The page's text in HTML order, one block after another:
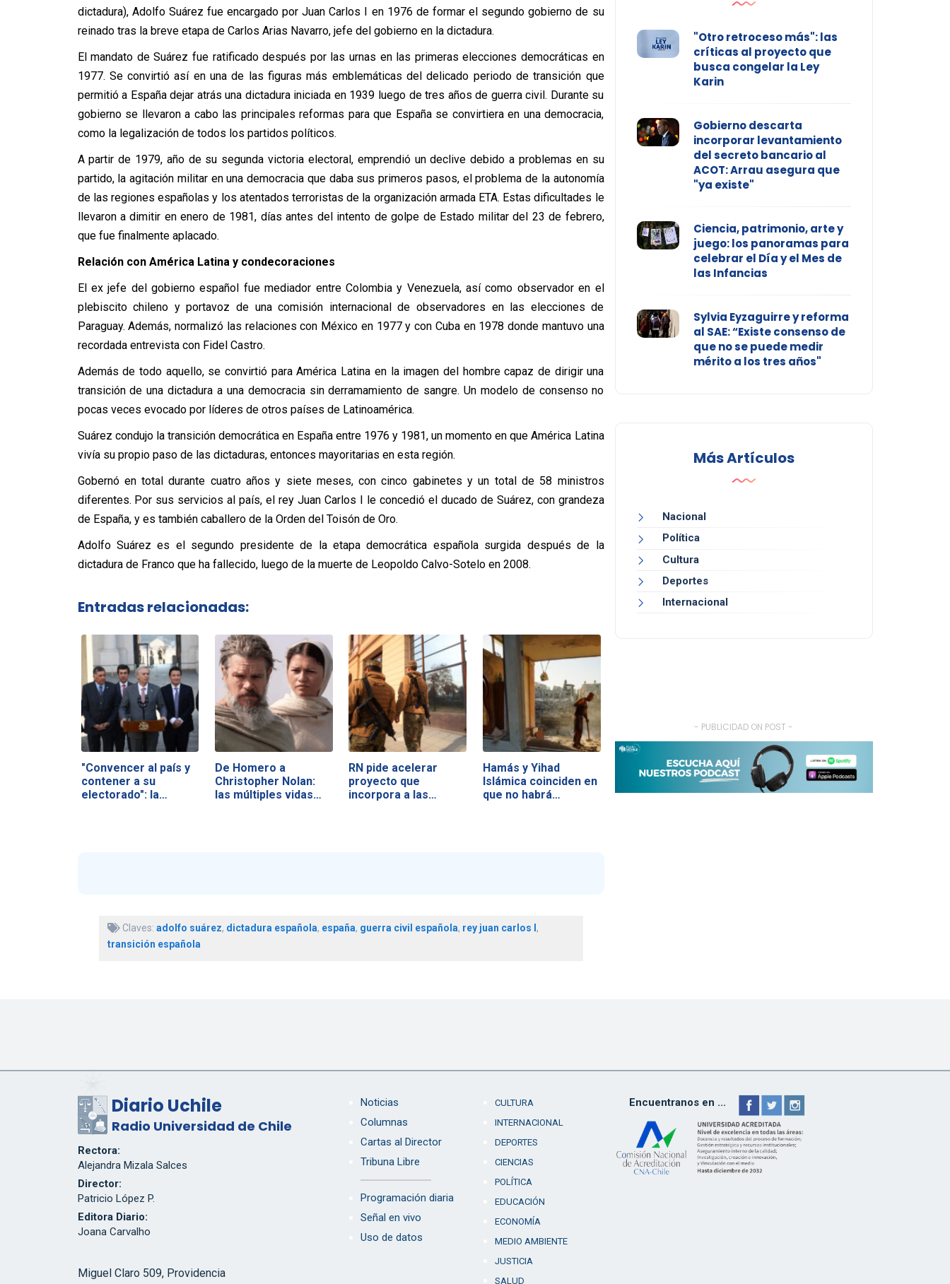
dictadura), Adolfo Suárez fue encargado por Juan Carlos I en 1976 de formar el segundo gobierno de su
reinado tras la breve etapa de Carlos Arias Navarro, jefe del gobierno en la dictadura.
El mandato de Suárez fue ratificado después por las urnas en las primeras elecciones democráticas en
1977. Se convirtió así en una de las figuras más emblemáticas del delicado periodo de transición que
permitió a España dejar atrás una dictadura iniciada en 1939 luego de tres años de guerra civil. Durante su
gobierno se llevaron a cabo las principales reformas para que España se convirtiera en una democracia,
como la legalización de todos los partidos políticos.
A partir de 1979, año de su segunda victoria electoral, emprendió un declive debido a problemas en su
partido, la agitación militar en una democracia que daba sus primeros pasos, el problema de la autonomía
de las regiones españolas y los atentados terroristas de la organización armada ETA. Estas dificultades le
llevaron a dimitir en enero de 1981, días antes del intento de golpe de Estado militar del 23 de febrero,
que fue finalmente aplacado.
Relación con América Latina y condecoraciones
El ex jefe del gobierno español fue mediador entre Colombia y Venezuela, así como observador en el
plebiscito chileno y portavoz de una comisión internacional de observadores en las elecciones de
Paraguay. Además, normalizó las relaciones con México en 1977 y con Cuba en 1978 donde mantuvo una
recordada entrevista con Fidel Castro.
Además de todo aquello, se convirtió para América Latina en la imagen del hombre capaz de dirigir una
transición de una dictadura a una democracia sin derramamiento de sangre. Un modelo de consenso no
pocas veces evocado por líderes de otros países de Latinoamérica.
Suárez condujo la transición democrática en España entre 1976 y 1981, un momento en que América Latina
vivía su propio paso de las dictaduras, entonces mayoritarias en esta región.
Gobernó en total durante cuatro años y siete meses, con cinco gabinetes y un total de 58 ministros
diferentes. Por sus servicios al país, el rey Juan Carlos I le concedió el ducado de Suárez, con grandeza
de España, y es también caballero de la Orden del Toisón de Oro.
Adolfo Suárez es el segundo presidente de la etapa democrática española surgida después de la
dictadura de Franco que ha fallecido, luego de la muerte de Leopoldo Calvo-Sotelo en 2008.
Entradas relacionadas:
"Convencer al país y
contener a su
electorado": la…
De Homero a
Christopher Nolan:
las múltiples vidas…
RN pide acelerar
proyecto que
incorpora a las…
Hamás y Yihad
Islámica coinciden en
que no habrá…
Claves: adolfo suárez, dictadura española, españa, guerra civil española, rey juan carlos I ,
transición española
"Otro retroceso más": las
críticas al proyecto que
busca congelar la Ley
Karin
Gobierno descarta
incorporar levantamiento
del secreto bancario al
ACOT: Arrau asegura que
"ya existe"
Ciencia, patrimonio, arte y
juego: los panoramas para
celebrar el Día y el Mes de
las Infancias
Sylvia Eyzaguirre y reforma
al SAE: “Existe consenso de
que no se puede medir
mérito a los tres años"
Más Artículos
Nacional
Política
Cultura
Deportes
Internacional
- PUBLICIDAD ON POST -
Diario Uchile
Radio Universidad de Chile
Rectora:
Alejandra Mizala Salces
Director:
Patricio López P.
Editora Diario:
Joana Carvalho
Miguel Claro 509, Providencia
Noticias
Columnas
Cartas al Director
Tribuna Libre
Programación diaria
Señal en vivo
Uso de datos
CULTURA
INTERNACIONAL
DEPORTES
CIENCIAS
POLÍTICA
EDUCACIÓN
ECONOMÍA
MEDIO AMBIENTE
JUSTICIA
SALUD
Encuentranos en ...